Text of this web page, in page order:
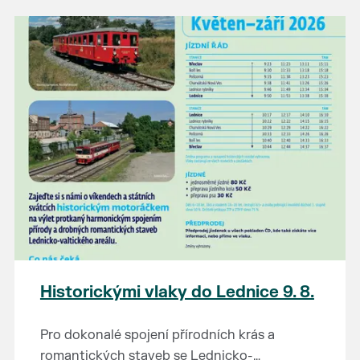
Prodejce prosíme tradičně o příchod 30
minut před začátkem, aby si vše na
prodejních místech stihli přichystat. Pokud
plánujete přijít a chcete rezervovat prodejní
místo, potvrďte prosím účast přes email
petr.vlasak@breclav.eu nebo zde v události,
ať víme, s kolika lidmi máme počítat. Počet
prodejních míst je omezen.
Těšíme se jako vždy!
Historickými vlaky do Lednice 9. 8.
Pro dokonalé spojení přírodních krás a
romantických staveb se Lednicko-